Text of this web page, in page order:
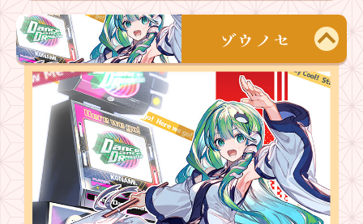
ゾウノセ